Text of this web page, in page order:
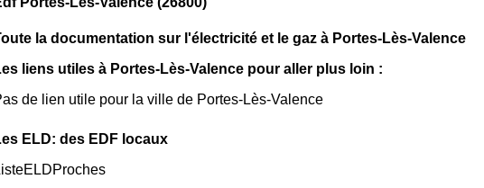
la documentation sur l'électricité et le gaz à Portes-Lès-Valence
liens utiles à Portes-Lès-Valence pour aller plus loin :
de lien utile pour la ville de Portes-Lès-Valence
ELD: des EDF locaux